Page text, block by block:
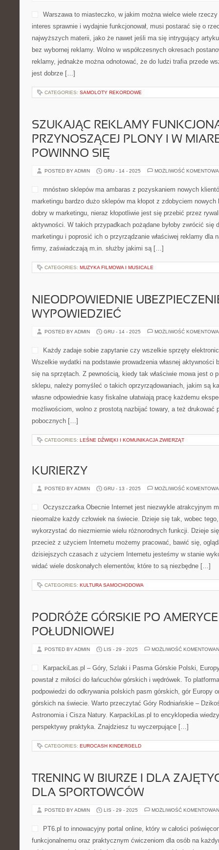
Warszawa to miasteczko, w jakim można wielce wiele
interes sprawnie i wydajnie funkcjonował, musi postarać się o
najwyższych materii, jako że nawet jeśli ma się intrygujący
bez wybornej reklamy. Wolno w współczesnych okresach
reklamy, jednakże można odnotować, że do ludzi trafia przede
jest dobrze […]
CATEGORIES: SAMOLOTY REKORDOWE
SZUKAJĄC REKLAMY
PRZYNOSZĄCEJ PLONY I W
POWINNO SIĘ
POSTED BY ADMIN GRU - 14 - 2025 MOŻLIWOŚĆ
mnóstwo sklepów ma ambaras z pozyskaniem nowych
marketingu bardzo dużo sklepów ma kłopot z zdobyciem
dobry w marketingu, nieraz kłopotliwie jest się przebić przez
aktywności. W takich przypadkach pożądane byłoby zwrócić się
marketingu i poprosić ich o przyrządzanie właściwej reklamy dla
firmy, zaświadczają m.in. służby jakimi są […]
CATEGORIES: MUZYKA FILMOWA I MUSICALE
NIEODPOWIEDNIE
WYPOWIEDZIEĆ
POSTED BY ADMIN GRU - 14 - 2025 MOŻLIWOŚĆ
Każdy zadaje sobie zapytanie czy wszelkie sprzęty
Wszelkie wydatki na podstawie prowadzenia własnej aktywności
się na sprzętach. Z pewnością, kiedy tak właściwie mowa jest o
sklepu, należy pomyśleć o takich oprzyrządowaniach, jakim są
własne odpowiednie kasy fiskalne ułatwiają pracę każdemu
możliwościom, wolno z prostotą nazbijać towary, a też drukować
pobocznych […]
CATEGORIES: LEŚNE DŹWIĘKI I KOMUNIKACJA ZWIERZĄT
KURIERZY
POSTED BY ADMIN GRU - 13 - 2025 MOŻLIWOŚĆ
Oczyszczarka Obecnie Internet jest niezwykle atrakcyjnym
nieomalże każdy człowiek na świecie. Dzieje się tak, wobec
wykorzystać do niezmiernie wielu różnorodnych funkcji. Dzieje
przecież z użyciem Internetu możemy pracować, bawić się,
dzisiejszych czasach z użyciem Internetu jesteśmy w stanie
widać wiele doskonałych elementów, które to są niezbędne […]
CATEGORIES: KULTURA SAMOCHODOWA
PODRÓŻE GÓRSKIE PO AMERYCE
POŁUDNIOWEJ
POSTED BY ADMIN LIS - 29 - 2025 MOŻLIWOŚĆ
KarpackiLas.pl – Góry, Szlaki i Pasma Górskie Polski,
powstał z miłości do łańcuchów górskich i wędrówek. To
podpowiedzi do odkrywania polskich pasm górskich, gór Europy
górskich na świecie. Warto przeczytać Góry Rodniańskie –
Astronomia i Cisza Natury. KarpackiLas.pl to encyklopedia
perspektywy praktyka. Znajdziesz tu wyczerpujące […]
CATEGORIES: EUROCASH KINDERGELD
TRENING W BIURZE I DLA
DLA SPORTOWCÓW
POSTED BY ADMIN LIS - 29 - 2025 MOŻLIWOŚĆ
PT6.pl to innowacyjny portal online, który w całości
funkcjonalnemu oraz praktycznym ćwiczeniom dla osób na